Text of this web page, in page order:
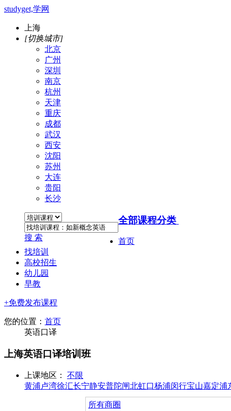
studyget,学网
上海
[切换城市]
北京
广州
深圳
南京
杭州
天津
重庆
成都
武汉
西安
沈阳
苏州
大连
贵阳
长沙
搜 索
全部课程分类
首页
找培训
高校招生
幼儿园
早教
+免费发布课程
您的位置： 首页
英语口译
上海英语口译培训班
上课地区：
不限
黄浦卢湾徐汇长宁静安普陀闸北虹口杨浦闵行宝山嘉定浦
所有商圈